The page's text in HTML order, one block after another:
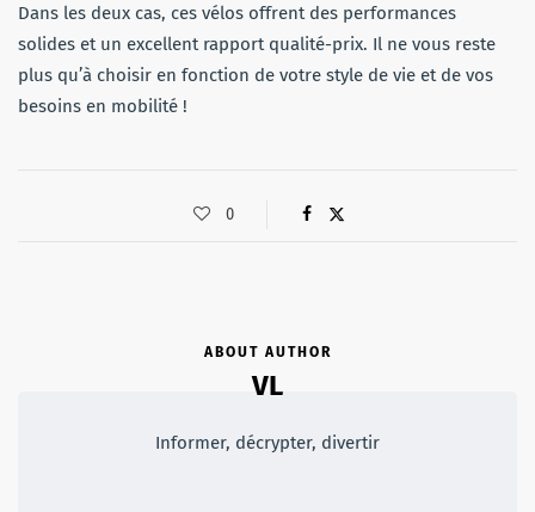
Dans les deux cas, ces vélos offrent des performances
solides et un excellent rapport qualité-prix. Il ne vous reste
plus qu’à choisir en fonction de votre style de vie et de vos
besoins en mobilité !
0
ABOUT AUTHOR
VL
Informer, décrypter, divertir